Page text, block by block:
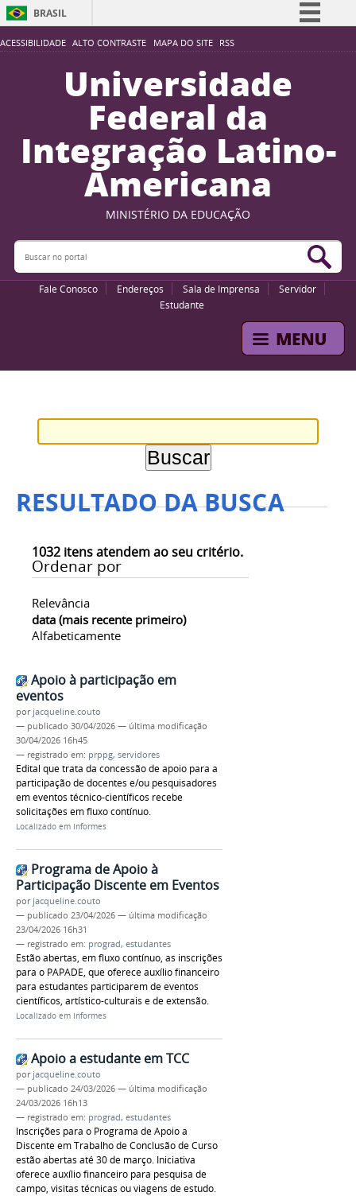
ACESSIBILIDADE ALTO CONTRASTE MAPA DO SITE RSS
BRASIL
Simplifique!
Participe
Acesso à informação
Legislação
Canais
Universidade
Federal da
Integração Latino-
Americana
MINISTÉRIO DA EDUCAÇÃO
Buscar no portal
Fale Conosco Endereços Sala de Imprensa
Servidor
Estudante
RESULTADO DA BUSCA
1032 itens atendem ao seu critério.
Ordenar por
Relevância
data (mais recente primeiro)
Alfabeticamente
Apoio à participação em
eventos
por jacqueline.couto
— publicado 30/04/2026 — última modificação
30/04/2026 16h45
— registrado em: prppg, servidores
Edital que trata da concessão de apoio para a
participação de docentes e/ou pesquisadores
em eventos técnico-científicos recebe
solicitações em fluxo contínuo.
Localizado em Informes
Programa de Apoio à
Participação Discente em Eventos
por jacqueline.couto
— publicado 23/04/2026 — última modificação
23/04/2026 16h31
— registrado em: prograd, estudantes
Estão abertas, em fluxo contínuo, as inscrições
para o PAPADE, que oferece auxílio financeiro
para estudantes participarem de eventos
científicos, artístico-culturais e de extensão.
Localizado em Informes
Apoio a estudante em TCC
por jacqueline.couto
— publicado 24/03/2026 — última modificação
24/03/2026 16h13
— registrado em: prograd, estudantes
Inscrições para o Programa de Apoio a
Discente em Trabalho de Conclusão de Curso
estão abertas até 30 de março. Iniciativa
oferece auxílio financeiro para pesquisa de
campo, visitas técnicas ou viagens de estudo.